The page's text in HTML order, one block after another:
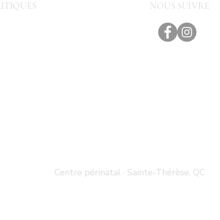
NOUS SUIVRE
Centre périnatal · Sainte-Thérèse, QC